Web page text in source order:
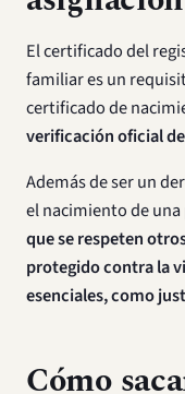
El certificado del
familiar es un
certificado de
verificación oficial
Además de ser un
el nacimiento de
que se respeten
protegido contra la
esenciales, como
Cómo